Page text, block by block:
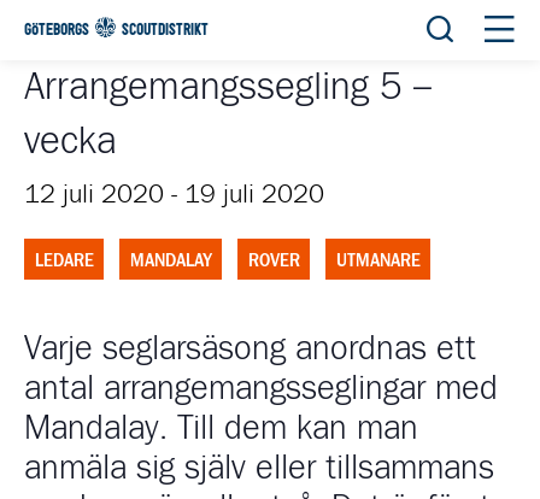
GÖTEBORGS SCOUTDISTRIKT Öppna
Arrangemangssegling 5 –
vecka
12 juli 2020 - 19 juli 2020
LEDARE MANDALAY ROVER UTMANARE
Varje seglarsäsong anordnas ett
antal arrangemangsseglingar med
Mandalay. Till dem kan man
anmäla sig själv eller tillsammans